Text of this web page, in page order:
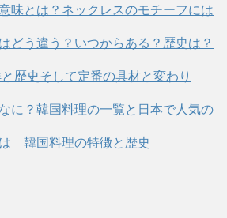
味とは？ネックレスのモチーフには
どう違う？いつからある？歴史は？
歴史そして定番の具材と変わり
に？韓国料理の一覧と日本で人気の
韓国料理の特徴と歴史